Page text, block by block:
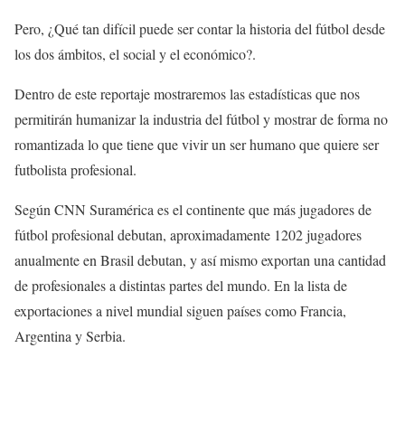
Pero, ¿Qué tan difícil puede ser contar la historia del fútbol desde
los dos ámbitos, el social y el económico?.
Dentro de este reportaje mostraremos las estadísticas que nos
permitirán humanizar la industria del fútbol y mostrar de forma no
romantizada lo que tiene que vivir un ser humano que quiere ser
futbolista profesional.
Según CNN Suramérica es el continente que más jugadores de
fútbol profesional debutan, aproximadamente 1202 jugadores
anualmente en Brasil debutan, y así mismo exportan una cantidad
de profesionales a distintas partes del mundo. En la lista de
exportaciones a nivel mundial siguen países como Francia,
Argentina y Serbia.